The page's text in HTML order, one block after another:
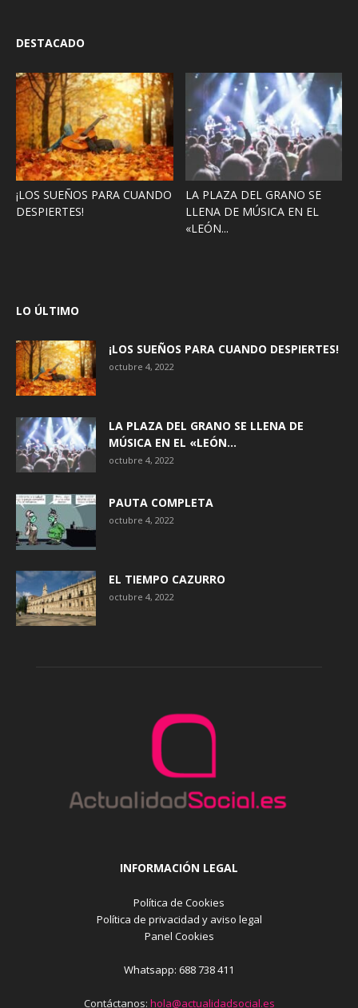
DESTACADO
¡LOS SUEÑOS PARA CUANDO
DESPIERTES!
LA PLAZA DEL GRANO SE
LLENA DE MÚSICA EN EL
«LEÓN...
LO ÚLTIMO
¡LOS SUEÑOS PARA CUANDO DESPIERTES!
octubre 4, 2022
LA PLAZA DEL GRANO SE LLENA DE
MÚSICA EN EL «LEÓN...
octubre 4, 2022
PAUTA COMPLETA
octubre 4, 2022
EL TIEMPO CAZURRO
octubre 4, 2022
INFORMACIÓN LEGAL
Política de Cookies
Política de privacidad y aviso legal
Panel Cookies
Whatsapp: 688 738 411
Contáctanos: hola@actualidadsocial.es